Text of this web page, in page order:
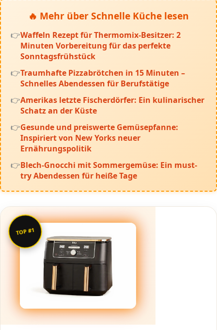
🔥 Mehr über Schnelle Küche lesen
Waffeln Rezept für Thermomix-Besitzer: 2
Minuten Vorbereitung für das perfekte
Sonntagsfrühstück
Traumhafte Pizzabrötchen in 15 Minuten –
Schnelles Abendessen für Berufstätige
Amerikas letzte Fischerdörfer: Ein kulinarischer
Schatz an der Küste
Gesunde und preiswerte Gemüsepfanne:
Inspiriert von New Yorks neuer
Ernährungspolitik
Blech-Gnocchi mit Sommergemüse: Ein must-
try Abendessen für heiße Tage
TOP #1